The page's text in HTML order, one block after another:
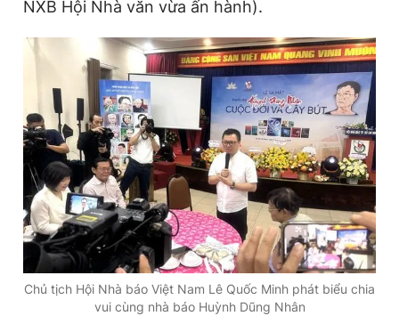
Hotline
0906 645 777
Liên hệ quảng cáo
0908 780 404
Đặt báo Quảng cáo RSS Tòa soạn Chính sách bảo
Tổng biên tập: Nguyễn Ngọc Toàn
Phó tổng biên tập thường trực: Hải Thành
Phó tổng biên tập: Lâm Hiếu Dũng
Phó tổng biên tập: Trần Việt Hưng
Tổng thư ký tòa soạn: Đức Trung
Giấy phép xuất bản số 110/GP - BTTTT cấp ngày 24.3.2020
© 2003-2026 Bản quyền thuộc về Báo Thanh Niên. Cấm sao
chép dưới mọi hình thức nếu không có sự chấp thuận bằng văn
bản. Phát triển bởi ePi Technologies, JSC.
NXB Hội Nhà văn vừa ấn hành).
Chủ tịch Hội Nhà báo Việt Nam Lê Quốc Minh phát biểu chia
vui cùng nhà báo Huỳnh Dũng Nhân